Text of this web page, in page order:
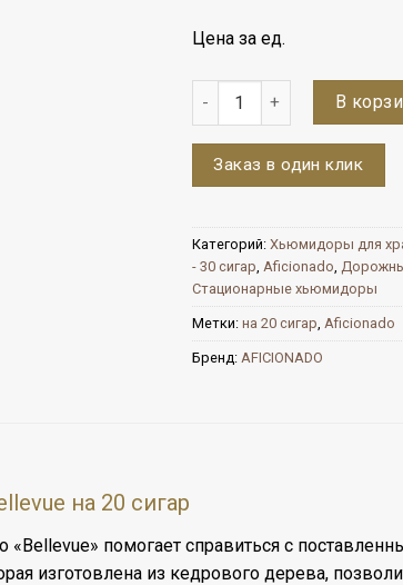
Цена за ед.
Количество В
Заказ в один клик
Категорий: Хьюмидоры для
- 30 сигар Aficionado
Стационарные хьюмидоры
Метки: на 20 сигар Aficionado
Бренд: AFICIONADO
на 20 сигар
помогает справиться с
изготовлена из кедрового дерева,